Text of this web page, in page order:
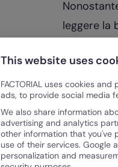
leggere la
anagrafici
Corpo:
delle ore,
Parte
la
This website uses
FACTORIAL uses cookies
ads, to provide social media
We also share information
advertising and analytics
other information that you've
use of their services. Google
personalization and